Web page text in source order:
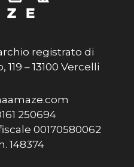
registrato di
– 13100 Vercelli
250694
00170580062
148374